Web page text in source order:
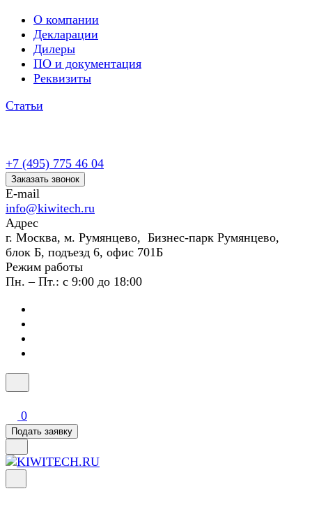
О компании
Декларации
Дилеры
ПО и документация
Реквизиты
Статьи
+7 (495) 775 46 04
Заказать звонок
E-mail
info@kiwitech.ru
Адрес
г. Москва, м. Румянцево, Бизнес-парк Румянцево,
блок Б, подъезд 6, офис 701Б
Режим работы
Пн. – Пт.: с 9:00 до 18:00
0
Подать заявку